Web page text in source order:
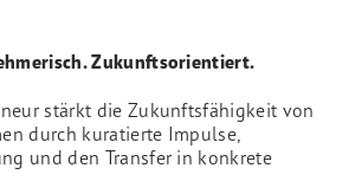
Zukunftsorientiert.
stärkt die Zukunftsfähigkeit von
durch kuratierte Impulse,
und den Transfer in konkrete